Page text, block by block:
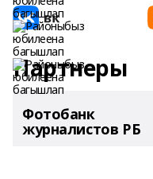
Партнеры
Фотобанк
журналистов РБ